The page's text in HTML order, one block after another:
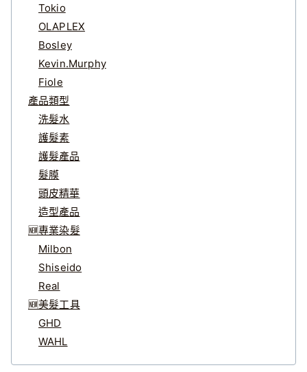
Tokio
OLAPLEX
Bosley
Kevin.Murphy
Fiole
產品類型
洗髮水
護髮素
護髮產品
髮膜
頭皮精華
造型產品
🆕專業染髮
Milbon
Shiseido
Real
🆕美髮工具
GHD
WAHL